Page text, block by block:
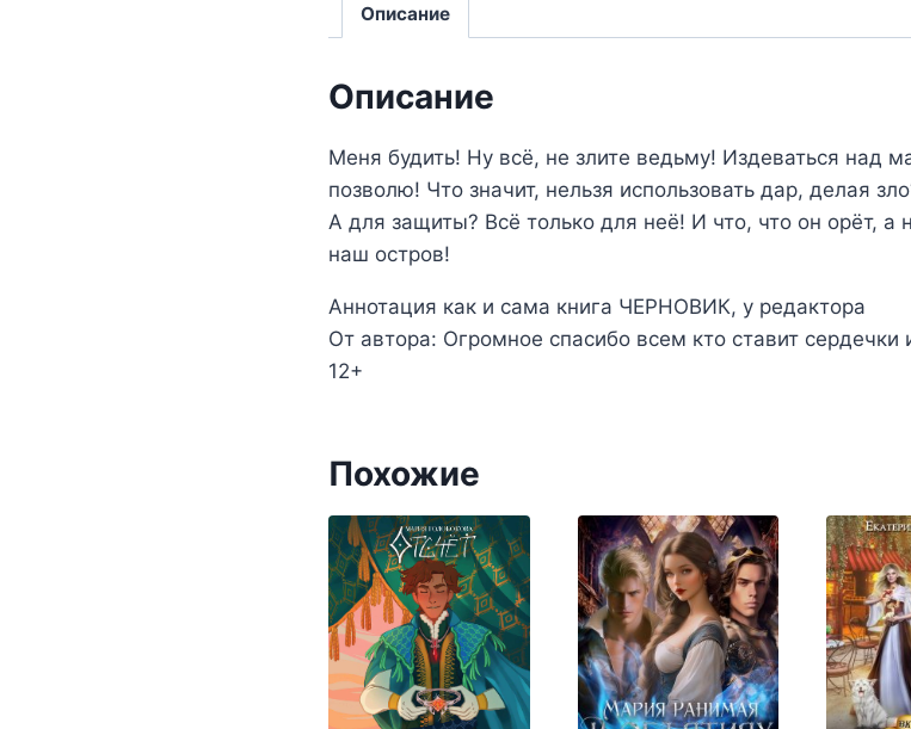
Описание
Описание
Меня будить! Ну всё, не злите ведьму! Издеваться над
позволю! Что значит, нельзя использовать дар, делая
А для защиты? Всё только для неё! И что, что он орёт, а
наш остров!
Аннотация как и сама книга ЧЕРНОВИК, у редактора
От автора: Огромное спасибо всем кто ставит сердечки
12+
Похожие